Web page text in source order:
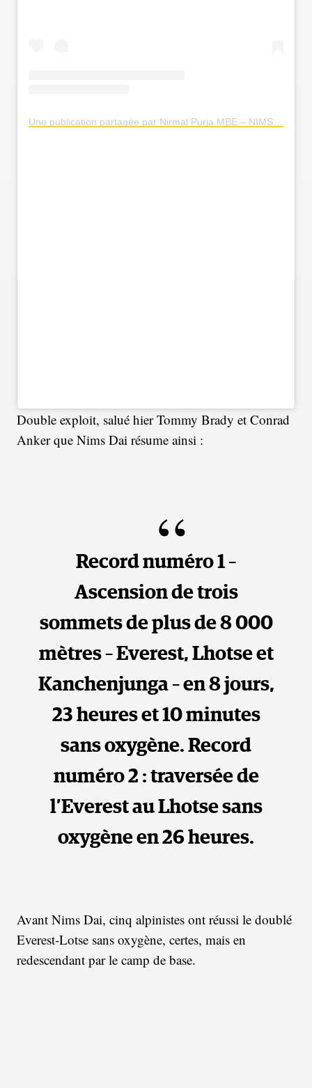
Double exploit, salué hier Tommy Brady et Conrad
Anker que Nims Dai résume ainsi :
Record numéro 1 –
Ascension de trois
sommets de plus de 8 000
mètres – Everest, Lhotse et
Kanchenjunga – en 8 jours,
23 heures et 10 minutes
sans oxygène. Record
numéro 2 : traversée de
l’Everest au Lhotse sans
oxygène en 26 heures.
Avant Nims Dai, cinq alpinistes ont réussi le doublé
Everest-Lotse sans oxygène, certes, mais en
redescendant par le camp de base.